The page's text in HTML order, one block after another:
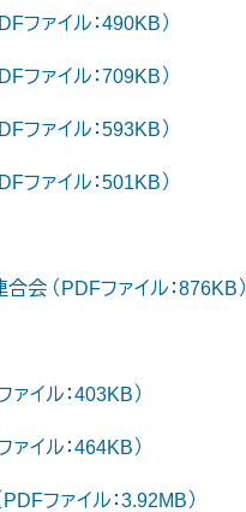
ファイル：490KB）
ファイル：709KB）
ファイル：593KB）
ファイル：501KB）
会 （PDFファイル：876KB）
イル：403KB）
イル：464KB）
ファイル：3.92MB）